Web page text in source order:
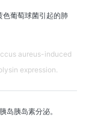
葡萄球菌引起的肺
aureus-induced
expression.
岛胰岛素分泌。